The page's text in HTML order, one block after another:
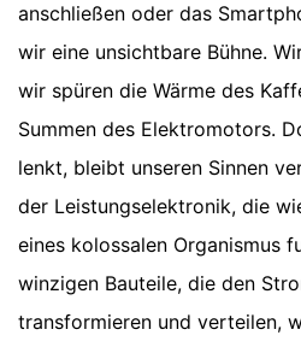
anschließen oder das
wir eine unsichtbare Bühne.
wir spüren die Wärme des
Summen des Elektromotors.
lenkt, bleibt unseren Sinnen
der Leistungselektronik, die
eines kolossalen Organismus
winzigen Bauteile, die den
transformieren und verteilen,